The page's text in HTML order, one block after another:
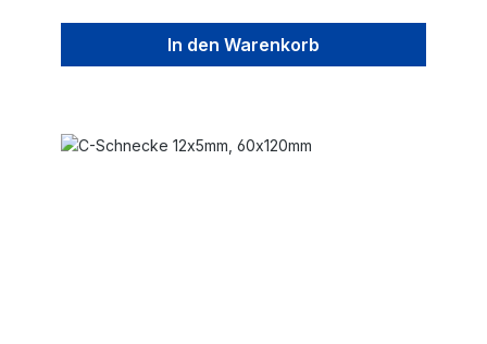
In den Warenkorb